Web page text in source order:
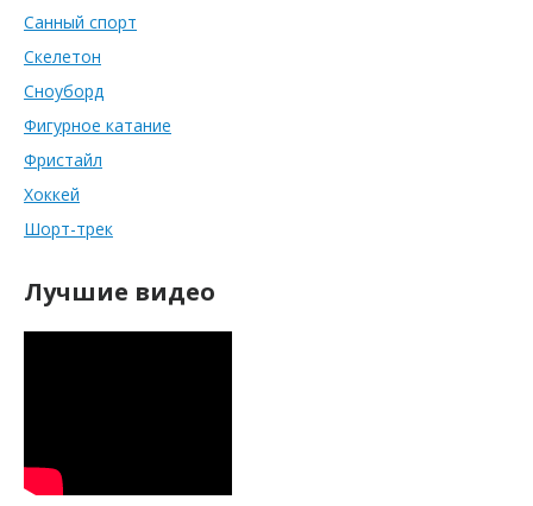
Санный спорт
Скелетон
Сноуборд
Фигурное катание
Фристайл
Хоккей
Шорт-трек
Лучшие видео